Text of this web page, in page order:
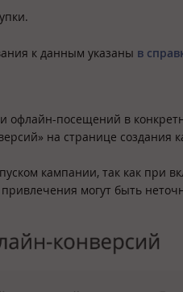
к данным указаны в
офлайн-посещений в
на странице создания
кампании, так как при
могут быть